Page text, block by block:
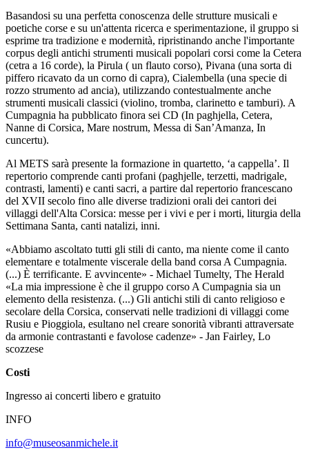
Basandosi su una perfetta conoscenza delle strutture musicali e
poetiche corse e su un'attenta ricerca e sperimentazione, il gruppo si
esprime tra tradizione e modernità, ripristinando anche l'importante
corpus degli antichi strumenti musicali popolari corsi come la Cetera
(cetra a 16 corde), la Pirula ( un flauto corso), Pivana (una sorta di
piffero ricavato da un corno di capra), Cialembella (una specie di
rozzo strumento ad ancia), utilizzando contestualmente anche
strumenti musicali classici (violino, tromba, clarinetto e tamburi). A
Cumpagnia ha pubblicato finora sei CD (In paghjella, Cetera,
Nanne di Corsica, Mare nostrum, Messa di San’Amanza, In
cuncertu).
Al METS sarà presente la formazione in quartetto, ‘a cappella’. Il
repertorio comprende canti profani (paghjelle, terzetti, madrigale,
contrasti, lamenti) e canti sacri, a partire dal repertorio francescano
del XVII secolo fino alle diverse tradizioni orali dei cantori dei
villaggi dell'Alta Corsica: messe per i vivi e per i morti, liturgia della
Settimana Santa, canti natalizi, inni.
«Abbiamo ascoltato tutti gli stili di canto, ma niente come il canto
elementare e totalmente viscerale della band corsa A Cumpagnia.
(...) È terrificante. E avvincente» - Michael Tumelty, The Herald
«La mia impressione è che il gruppo corso A Cumpagnia sia un
elemento della resistenza. (...) Gli antichi stili di canto religioso e
secolare della Corsica, conservati nelle tradizioni di villaggi come
Rusiu e Pioggiola, esultano nel creare sonorità vibranti attraversate
da armonie contrastanti e favolose cadenze» - Jan Fairley, Lo
scozzese
Costi
Ingresso ai concerti libero e gratuito
INFO
info@museosanmichele.it